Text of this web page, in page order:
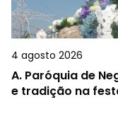
4 agosto 2026
A. Paróquia de
e tradição na